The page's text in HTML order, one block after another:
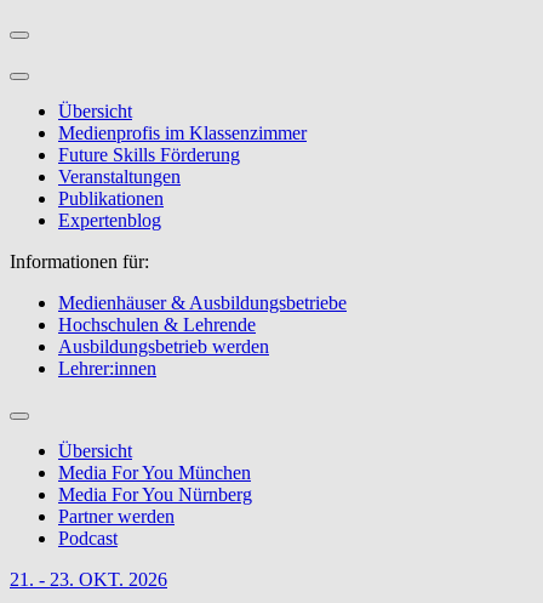
Übersicht
Medienprofis im Klassenzimmer
Future Skills Förderung
Veranstaltungen
Publikationen
Expertenblog
Informationen für:
Medienhäuser & Ausbildungsbetriebe
Hochschulen & Lehrende
Ausbildungsbetrieb werden
Lehrer:innen
Übersicht
Media For You München
Media For You Nürnberg
Partner werden
Podcast
21. - 23. OKT. 2026